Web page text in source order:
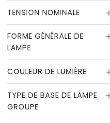
TENSION NOMINALE
FORME GÉNÉRALE DE
LAMPE
COULEUR DE LUMIÈRE
TYPE DE BASE DE LAMPE
GROUPE